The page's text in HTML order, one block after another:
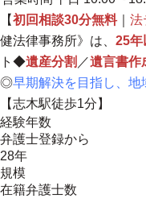
【初回相談30分無料｜ 法
健法律事務所》は、 25年
ト◆遺産分割 ／遺言書作
◎早期解決を目指し、
【志木駅徒歩1分】
経験年数
弁護士登録から
28年
規模
在籍弁護士数